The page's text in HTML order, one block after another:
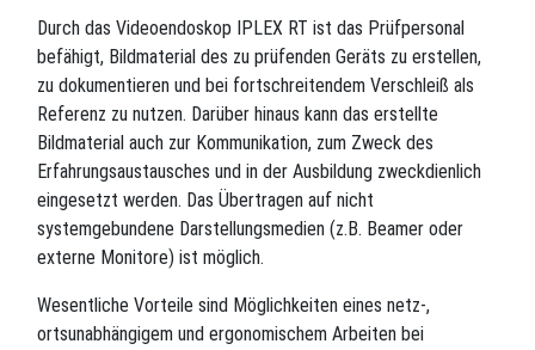
Durch das Videoendoskop IPLEX RT ist das Prüfpersonal
befähigt, Bildmaterial des zu prüfenden Geräts zu erstellen,
zu dokumentieren und bei fortschreitendem Verschleiß als
Referenz zu nutzen. Darüber hinaus kann das erstellte
Bildmaterial auch zur Kommunikation, zum Zweck des
Erfahrungsaustausches und in der Ausbildung zweckdienlich
eingesetzt werden. Das Übertragen auf nicht
systemgebundene Darstellungsmedien (z.B. Beamer oder
externe Monitore) ist möglich.
Wesentliche Vorteile sind Möglichkeiten eines netz-,
ortsunabhängigem und ergonomischem Arbeiten bei